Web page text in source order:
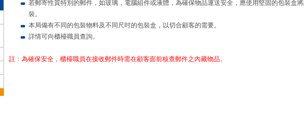
若郵寄性質特別的郵件，如玻璃，電腦組件或液體，為確保物品運送安全，應使用堅固的包裝盒
裝。
本局備有不同的包裝物料及不同尺吋的包裝盒，以切合顧客的需要。
詳情可向櫃檯職員查詢。
註﹕為確保安全，櫃檯職員在接收郵件時需在顧客面前核查郵件之內藏物品。